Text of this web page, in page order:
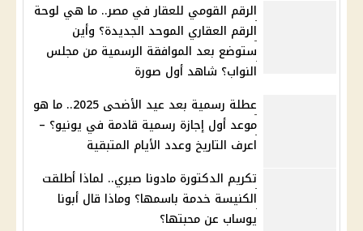
الرقم القومي للعقار في مصر.. ما هي لوحة
الرقم العقاري الموحد الجديدة؟ وأين
ستوضع بعد الموافقة الرسمية من مجلس
النواب؟ شاهد أول صورة
عطلة رسمية بعد عيد الأضحى 2025.. ما هو
موعد أول إجازة رسمية قادمة في يونيو؟ –
اعرف التاريخ وعدد الأيام المتبقية
تكريم الدكتورة مادونا صبري.. لماذا أطلقت
الكنيسة خدمة باسمها؟ وماذا قال أبونا
يوساب عن محبتها؟